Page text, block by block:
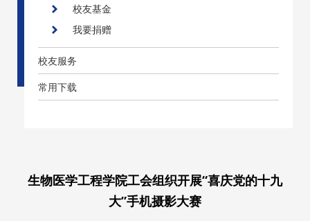
校友基金
我要捐赠
校友服务
常用下载
生物医学工程学院工会组织开展“喜庆党的十九
大”手机摄影大赛